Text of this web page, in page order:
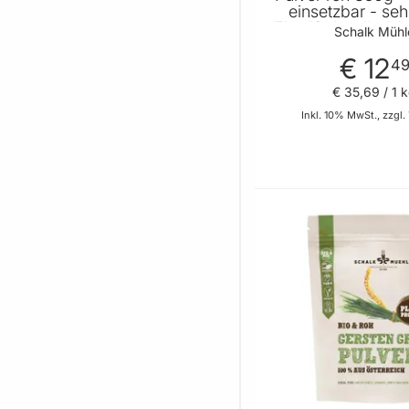
einsetzbar -
Eiweiß-Anteil -
Protein Pulver
Mühle
Schalk
€ 1249
Inkl. 10% MwSt., zzgl.
€ 35,69 / 1